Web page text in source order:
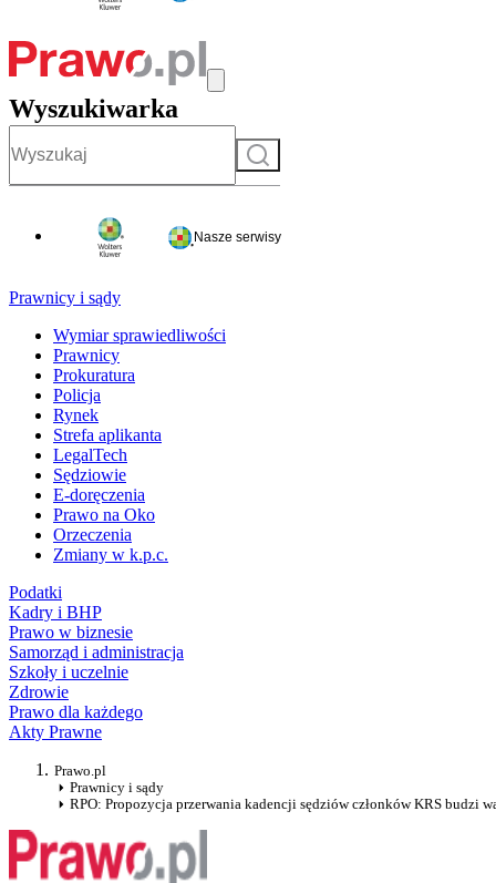
Wyszukiwarka
Szukaj
Nasze serwisy
Prawnicy i sądy
Wymiar sprawiedliwości
Prawnicy
Prokuratura
Policja
Rynek
Strefa aplikanta
LegalTech
Sędziowie
E-doręczenia
Prawo na Oko
Orzeczenia
Zmiany w k.p.c.
Podatki
Kadry i BHP
Prawo w biznesie
Samorząd i administracja
Szkoły i uczelnie
Zdrowie
Prawo dla każdego
Akty Prawne
Prawo.pl
Prawnicy i sądy
RPO: Propozycja przerwania kadencji sędziów członków KRS budzi